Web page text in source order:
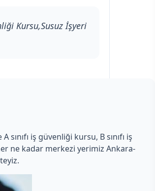
Kursu,Susuz İşyeri
iş güvenliği kursu, B sınıfı iş
ne kadar merkezi yerimiz Ankara-